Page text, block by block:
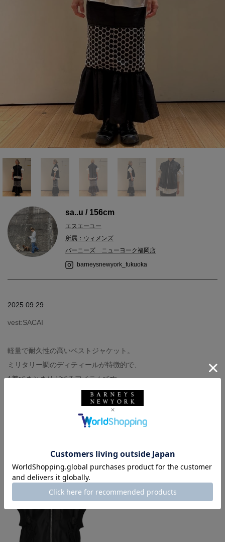
sa..u / 156cm
エスエーユー
所属：ウィメンズ
バーニーズ ニューヨーク福岡店
barneysnewyork_fukuoka
2025.09.29
vest:SACAI
軽量で耐久性の高いベストジャケット。
ミリタリー調のディティールが特徴的で、
1着でまとまりがでるアイテムです。
ウィメンズウェア 秋冬シーズン
着用しているアイテム